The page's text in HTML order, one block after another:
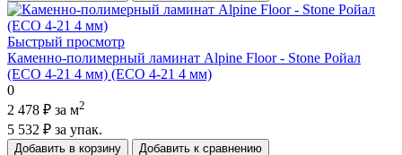
Быстрый просмотр
Каменно-полимерный ламинат Alpine Floor - Stone Ройал
(ECO 4-21 4 мм) (ECO 4-21 4 мм)
0
2 478 ₽ за м2
5 532 ₽ за упак.
Добавить в корзину Добавить к сравнению